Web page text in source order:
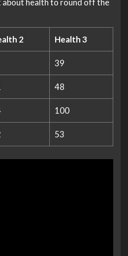
health to round off the
2 Health 3
39
48
100
53